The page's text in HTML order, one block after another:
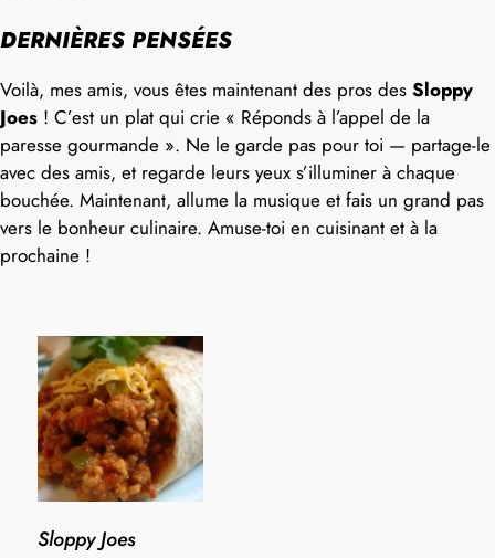
DERNIÈRES PENSÉES
Voilà, mes amis, vous êtes maintenant des pros des Sloppy
Joes ! C’est un plat qui crie « Réponds à l’appel de la
paresse gourmande ». Ne le garde pas pour toi — partage-le
avec des amis, et regarde leurs yeux s’illuminer à chaque
bouchée. Maintenant, allume la musique et fais un grand pas
vers le bonheur culinaire. Amuse-toi en cuisinant et à la
prochaine !
Sloppy Joes